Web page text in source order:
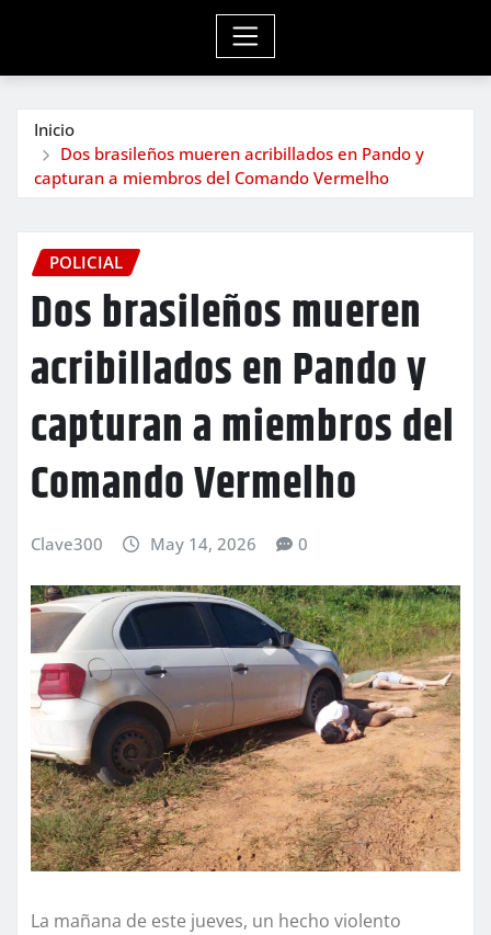
Inicio
Dos brasileños mueren acribillados en Pando y
capturan a miembros del Comando Vermelho
POLICIAL
Dos brasileños mueren
acribillados en Pando y
capturan a miembros del
Comando Vermelho
Clave300 May 14, 2026 0
La mañana de este jueves, un hecho violento